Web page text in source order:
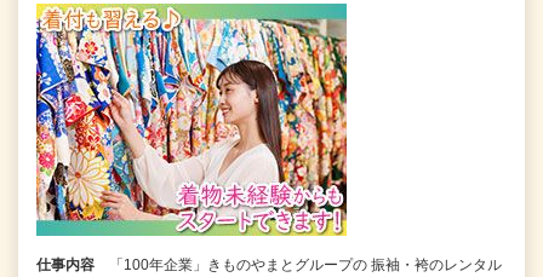
仕事内容
「100年企業」きものやまとグループの 振袖・袴のレンタル